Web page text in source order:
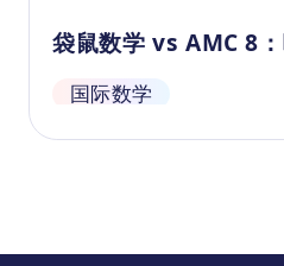
辑推理和空间想象等数
（3）引导自主学习习
供了丰富的解题思路和
袋鼠数学 vs AMC 8
国际数学